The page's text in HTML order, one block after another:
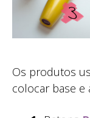
Os produtos
colocar base e